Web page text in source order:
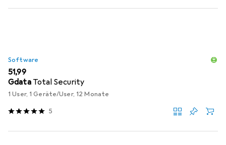
Software
EUR
51,99
Gdata Total Security
1 User, 1 Geräte/User, 12 Monate
5